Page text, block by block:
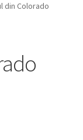
din Colorado